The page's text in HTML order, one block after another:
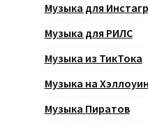
Музыка для
Музыка для РИЛС
Музыка из ТикТока
Музыка на
Музыка Пиратов